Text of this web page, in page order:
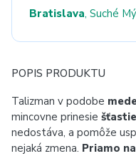
Bratislava, Suché
POPIS PRODUKTU
Talizman v podobe
mincovne prinesie šťastie
nedostáva, a pomôže
nejaká zmena. Priamo